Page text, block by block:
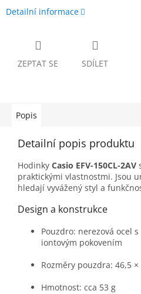
Detailní informace
ZEPTAT SE SDÍLET
Popis
Detailní popis produktu
Hodinky Casio EFV-150CL-2AV
praktickými vlastnostmi. Jsou
hledají vyvážený styl a
Design a konstrukce
Pouzdro: nerezová ocel
iontovým pokovením
Rozměry pouzdra: 46,5
Hmotnost: cca 53 g